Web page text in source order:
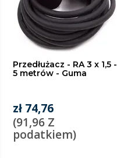
Przedłużacz - RA 3 x 1,5 -
5 metrów - Guma
zł 74,76
(91,96 Z
podatkiem)